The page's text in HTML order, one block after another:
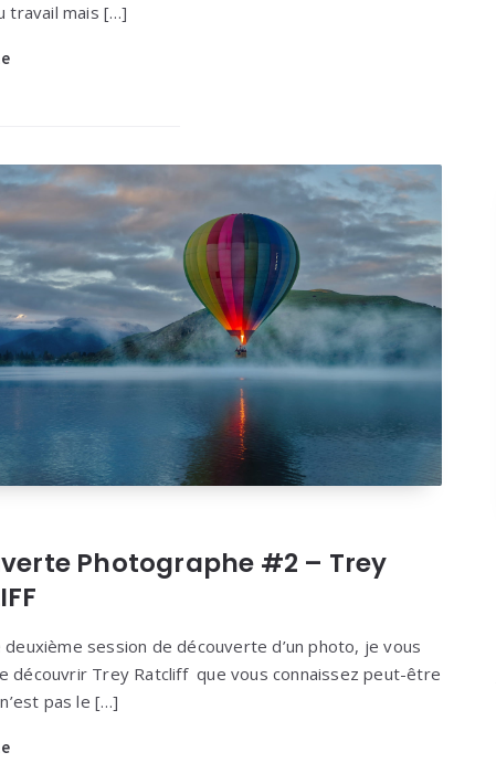
travail mais […]
Photographe #2 – Trey
session de découverte d’un photo, je vous
découvrir Trey Ratcliff que vous connaissez peut-être
pas le […]